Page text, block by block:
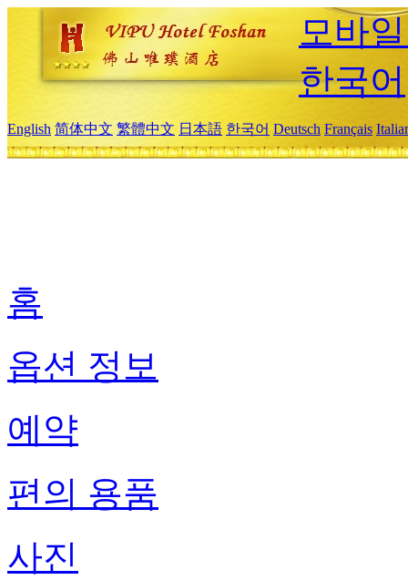
모바
한국어
English 简体中文 繁體中文 日本語 한국어 Deutsch Français
홈
옵션 정보
예약
편의 용품
사진